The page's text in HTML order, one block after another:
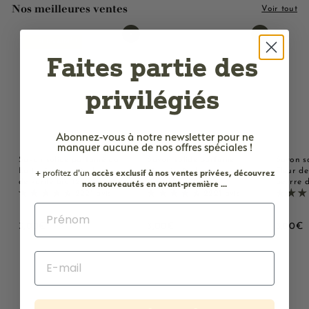
Nos meilleures ventes Voir tout
Savon solide parfumé au
Lait d'ânesse - Au beurre
de karité bio 125g
3,00€
3
,
0
0
Ajouter au panier
Monoï - Au beurre de
karité bio 125g
,
0
Savon
Fleur
beurre
3,00€3
Faites partie des
privilégiés
Abonnez-vous à notre newsletter pour ne
manquer aucune de nos offres spéciales !
+ profitez d'un accès exclusif à nos ventes privées, découvrez
nos nouveautés en avant-première ...